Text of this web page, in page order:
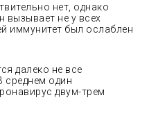
нет, однако
не у всех
иммунитет был ослаблен
далеко не все
среднем один
двум-трем